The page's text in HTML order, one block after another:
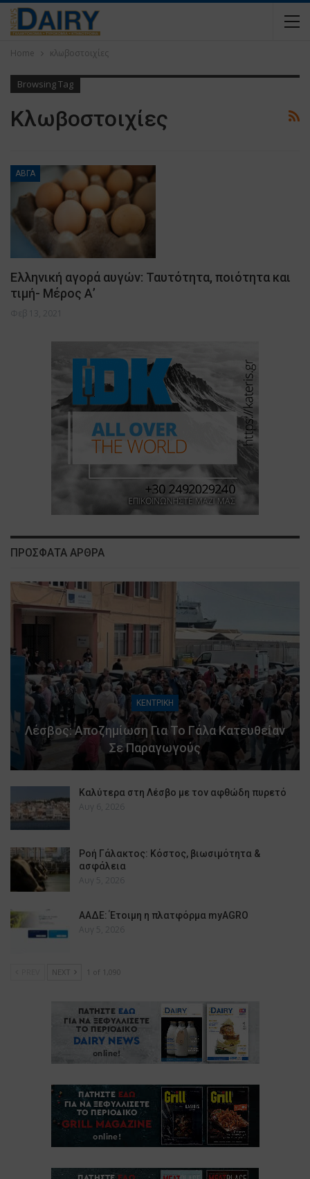
Home κλωβοστοιχίες
Browsing Tag
Κλωβοστοιχίες
ΑΒΓΑ
Ελληνική αγορά αυγών: Ταυτότητα, ποιότητα και
τιμή- Μέρος Α’
Φεβ 13, 2021
ΠΡΟΣΦΑΤΑ ΑΡΘΡΑ
ΚΕΝΤΡΙΚΗ
Λέσβος: Αποζημίωση Για Το Γάλα Κατευθείαν
Σε Παραγωγούς
Καλύτερα στη Λέσβο με τον αφθώδη πυρετό
Αυγ 6, 2026
Ροή Γάλακτος: Κόστος, βιωσιμότητα &
ασφάλεια
Αυγ 5, 2026
ΑΑΔΕ: Έτοιμη η πλατφόρμα myAGRO
Αυγ 5, 2026
NEXT 1 of 1,090